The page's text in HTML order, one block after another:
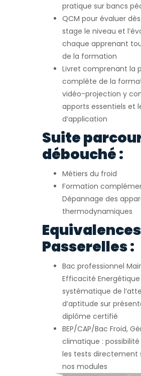
pratique sur bancs
QCM pour évaluer
stage le niveau et
chaque apprenant
de la formation
Livret comprenant la
complète de la
vidéo-projection y
apports essentiels et
d’application
Suite
débouché :
Métiers du froid
Formation
Dépannage des
thermodynamiques
Passerelles :
Bac professionnel
Efficacité
systématique de
d’aptitude sur
diplôme certifié
BEP/CAP/Bac Froid,
climatique :
les tests directement
nos modules